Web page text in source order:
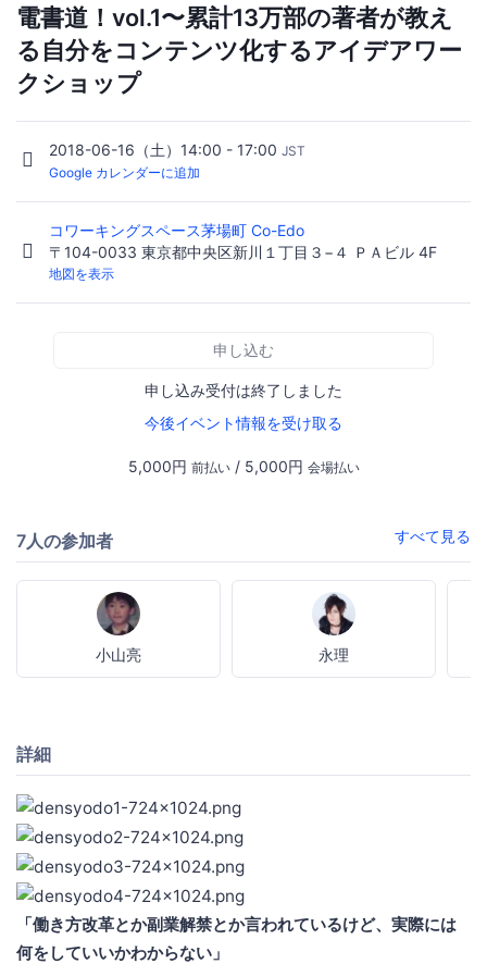
電書道！vol.1〜累計13万部の著者が教え
る自分をコンテンツ化するアイデアワー
クショップ
2018-06-16（土）14:00 - 17:00 JST
Google カレンダーに追加
コワーキングスペース茅場町 Co-Edo
〒104-0033 東京都中央区新川１丁目３−４ ＰＡビル 4F
地図を表示
申し込む
申し込み受付は終了しました
今後イベント情報を受け取る
5,000円 前払い/ 5,000円 会場払い
7人の参加者 すべて見る
小山亮 永理
詳細
「働き方改革とか副業解禁とか言われているけど、実際には
何をしていいかわからない」